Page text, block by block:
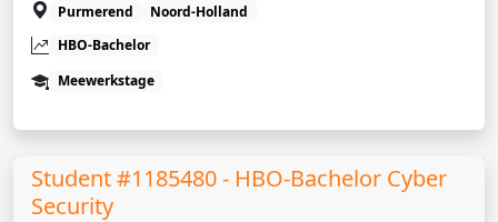
Purmerend
Noord-Holland
HBO-Bachelor
Meewerkstage
Student #1185480 - HBO-Bachelor Cyber
Security